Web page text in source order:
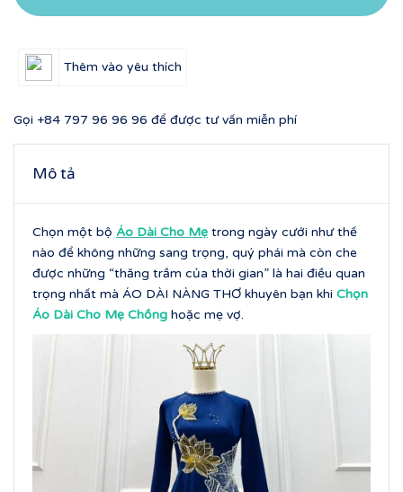
Thêm vào yêu thích
Gọi +84 797 96 96 96 để được tư vấn miễn phí
Mô tả
Chọn một bộ Áo Dài Cho Mẹ trong ngày cưới như thế
nào để không những sang trọng, quý phái mà còn che
được những “thăng trầm của thời gian” là hai điều quan
trọng nhất mà ÁO DÀI NÀNG THƠ khuyên bạn khi Chọn
Áo Dài Cho Mẹ Chồng hoặc mẹ vợ.